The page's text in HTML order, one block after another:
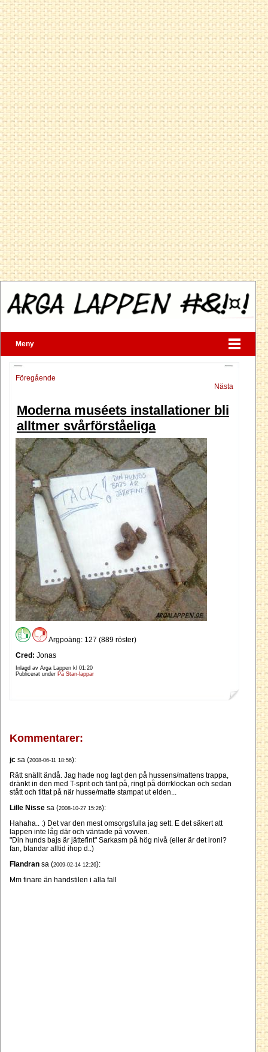
Meny
Föregående
Nästa
Moderna muséets installationer bli
alltmer svårförståeliga
Argpoäng: 127 (889 röster)
Cred: Jonas
Inlagd av Arga Lappen kl 01:20
Publicerat under På Stan-lappar
Kommentarer:
jc sa (2008-06-11 18:56):
Rätt snällt ändå. Jag hade nog lagt den på hussens/mattens trappa,
dränkt in den med T-sprit och tänt på, ringt på dörrklockan och sedan
stått och tittat på när husse/matte stampat ut elden...
Lille Nisse sa (2008-10-27 15:26):
Hahaha.. :) Det var den mest omsorgsfulla jag sett. E det säkert att
lappen inte låg där och väntade på vovven.
"Din hunds bajs är jättefint" Sarkasm på hög nivå (eller är det ironi?
fan, blandar alltid ihop d..)
Flandran sa (2009-02-14 12:26):
Mm finare än handstilen i alla fall